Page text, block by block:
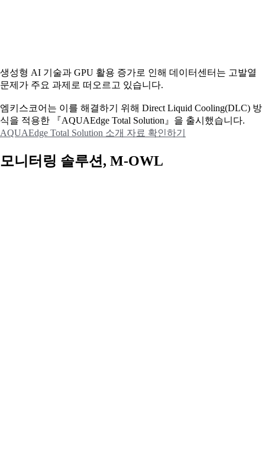
생성형 AI 기술과 GPU 활용 증가로 인해 데이터센터는 고발열
문제가 주요 과제로 떠오르고 있습니다.
엠키스코어는 이를 해결하기 위해 Direct Liquid Cooling(DLC) 방
식을 적용한 『AQUAEdge Total Solution』을 출시했습니다.
AQUAEdge Total Solution 소개 자료 확인하기
모니터링 솔루션, M-OWL